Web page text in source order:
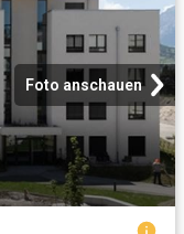
Foto anschauen